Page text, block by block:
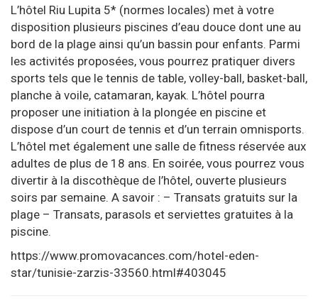
L’hôtel Riu Lupita 5* (normes locales) met à votre
disposition plusieurs piscines d’eau douce dont une au
bord de la plage ainsi qu’un bassin pour enfants. Parmi
les activités proposées, vous pourrez pratiquer divers
sports tels que le tennis de table, volley-ball, basket-ball,
planche à voile, catamaran, kayak. L’hôtel pourra
proposer une initiation à la plongée en piscine et
dispose d’un court de tennis et d’un terrain omnisports.
L’hôtel met également une salle de fitness réservée aux
adultes de plus de 18 ans. En soirée, vous pourrez vous
divertir à la discothèque de l’hôtel, ouverte plusieurs
soirs par semaine. A savoir : – Transats gratuits sur la
plage – Transats, parasols et serviettes gratuites à la
piscine.
https://www.promovacances.com/hotel-eden-
star/tunisie-zarzis-33560.html#403045